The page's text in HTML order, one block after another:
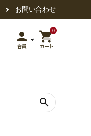
お問い合わせ
person
会員
0
shopping_cart
カート
search